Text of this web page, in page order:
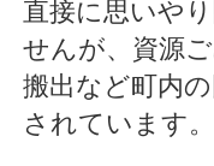
直接に思いや
せんが、資源
搬出など町内
されています。